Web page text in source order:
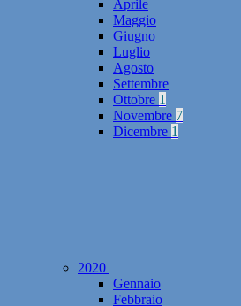
Aprile
Maggio
Giugno
Luglio
Agosto
Settembre
Ottobre 1
Novembre 7
Dicembre 1
2020
Gennaio
Febbraio